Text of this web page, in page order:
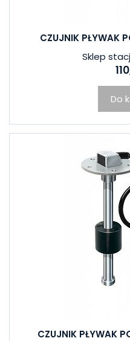
CZUJNIK PŁYWAK
Sklep
Do
CZUJNIK PŁYWAK